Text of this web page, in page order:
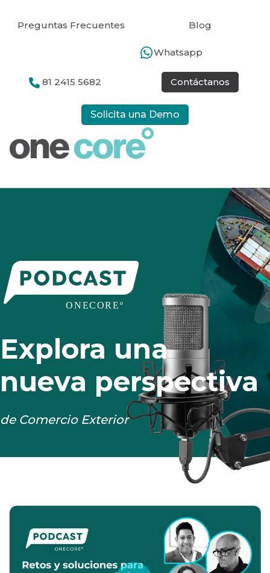
Preguntas Frecuentes Blog
Whatsapp
81 2415 5682 Contáctanos
Solicita una Demo
Explora una
nueva perspectiva
de Comercio Exterior